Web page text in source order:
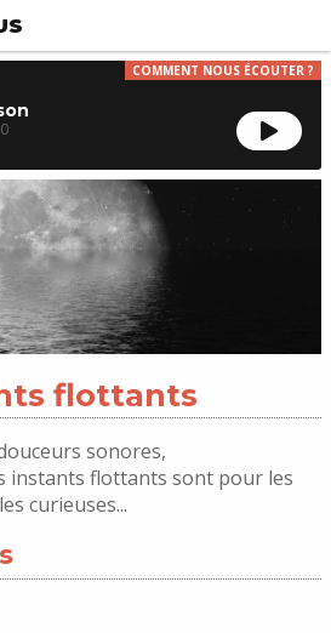
COMMENT NOUS ÉCOUTER ?
flottants
sonores,
instants flottants sont pour les
curieuses...